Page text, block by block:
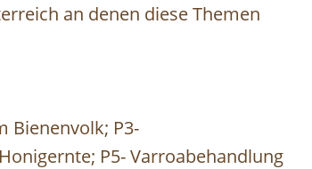
an denen diese Themen
Bienenvolk; P3-
P5- Varroabehandlung